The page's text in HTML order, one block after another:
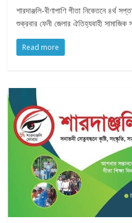
শারদাঞ্জলি-বীণাপাণি গীতা নিকেতনে ৪র্থ
শুক্রবার ফেনী জেলার ঐতিহ্যবাহী সামাজিক
Read more